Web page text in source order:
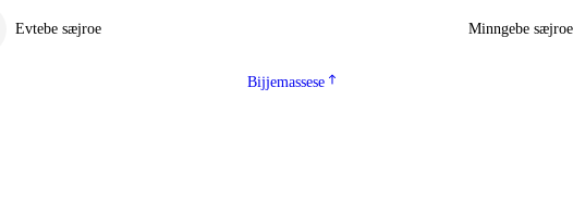
Evtebe sæjroe Minngebe sæjroe
Bijjemassese